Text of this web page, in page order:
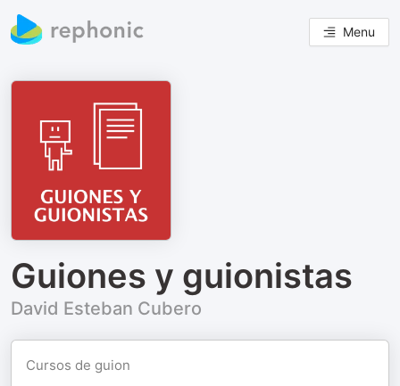
Menu
Guiones y guionistas
David Esteban Cubero
Cursos de guion